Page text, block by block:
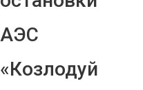
АЭС
«Козлодуй